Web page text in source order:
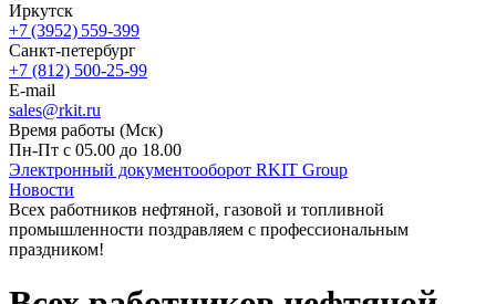
Иркутск
+7 (3952) 559-399
Санкт-петербург
+7 (812) 500-25-99
E-mail
sales@rkit.ru
Время работы (Мск)
Пн-Пт с 05.00 до 18.00
Электронный документооборот RKIT Group
Новости
Всех работников нефтяной, газовой и топливной
промышленности поздравляем с профессиональным
праздником!